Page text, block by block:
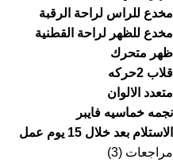
مخدع للراس لراحة الرقبة
مخدع للظهر لراحة القطنية
ظهر متحرك
قلاب 2حركه
متعدد الالوان
نجمه خماسيه فايبر
الاستلام بعد خلال 15 يوم عمل
مراجعات (3)